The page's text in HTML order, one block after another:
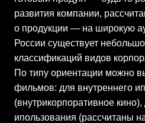
развития компании,
о продукции — на широкую
России существует
классификаций видов
По типу ориентации можно
фильмов: для внутреннего
(внутрикорпоративное
ипользования (рассчитаны